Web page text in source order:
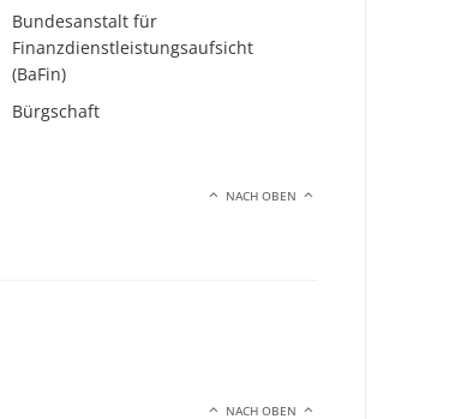
Bundesanstalt für
Finanzdienstleistungsaufsicht
(BaFin)
Bürgschaft
NACH OBEN
NACH OBEN